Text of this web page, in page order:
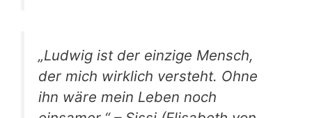
„Ludwig ist der einzige Mensch,
der mich wirklich versteht. Ohne
ihn wäre mein Leben noch